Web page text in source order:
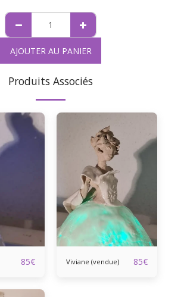
AJOUTER AU PANIER
Produits Associés
85€ Viviane (vendue) 85€